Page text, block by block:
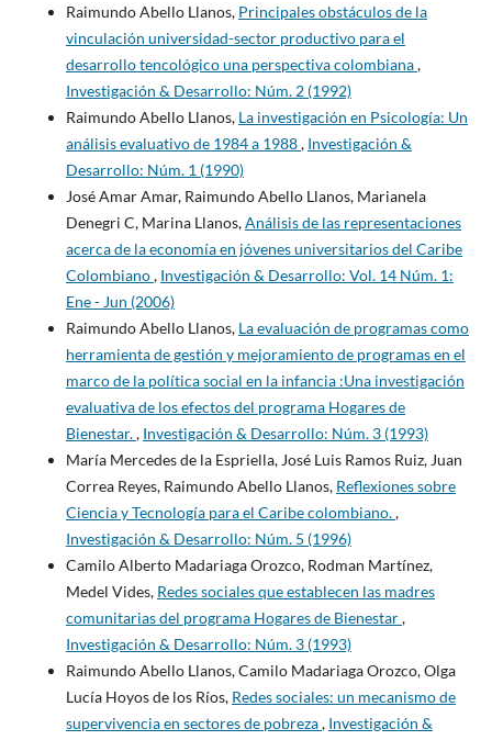
Raimundo Abello Llanos, Principales obstáculos de la
vinculación universidad-sector productivo para el
desarrollo tencológico una perspectiva colombiana,
Investigación & Desarrollo: Núm. 2 (1992)
Raimundo Abello Llanos, La investigación en Psicología: Un
análisis evaluativo de 1984 a 1988, Investigación &
Desarrollo: Núm. 1 (1990)
José Amar Amar, Raimundo Abello Llanos, Marianela
Denegri C, Marina Llanos,Análisis de las representaciones
acerca de la economía en jóvenes universitarios del Caribe
Colombiano, Investigación & Desarrollo: Vol. 14 Núm. 1:
Ene - Jun (2006)
Raimundo Abello Llanos, La evaluación de programas como
herramienta de gestión y mejoramiento de programas en el
marco de la política social en la infancia :Una investigación
evaluativa de los efectos del programa Hogares de
Bienestar., Investigación & Desarrollo: Núm. 3 (1993)
María Mercedes de la Espriella, José Luis Ramos Ruiz, Juan
Correa Reyes, Raimundo Abello Llanos, Reflexiones sobre
Ciencia y Tecnología para el Caribe colombiano.,
Investigación & Desarrollo: Núm. 5 (1996)
Camilo Alberto Madariaga Orozco, Rodman Martínez,
Medel Vides, Redes sociales que establecen las madres
comunitarias del programa Hogares de Bienestar,
Investigación & Desarrollo: Núm. 3 (1993)
Raimundo Abello Llanos, Camilo Madariaga Orozco, Olga
Lucía Hoyos de los Ríos, Redes sociales: un mecanismo de
supervivencia en sectores de pobreza, Investigación &